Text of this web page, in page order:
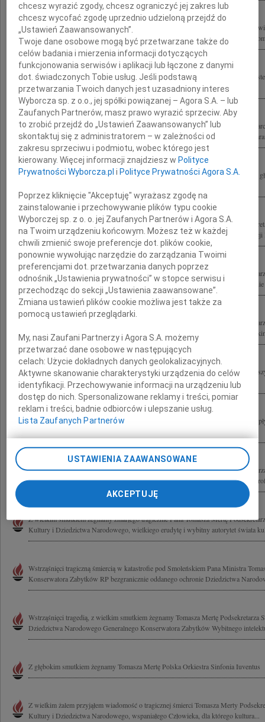
Z głębokim żalem żegnamy dziś Tomasza Mertę Podsekretarza Stanu w
Narodowego Generalnego Konserwatora Zabytków Rodzinie, Bliskim,
Głęboko poruszeni tragiczną śmiercią Tomasza Merty podsekretarza stanu w
Narodowego, pełniącego funkcję generalnego konserwatora zabytków w kraju,...
Trudno jest nam pogodzić się ze śmiercią Tomasza Merty Był dla nas szefem,
Jego wiarę w wagę kultury dla życia publiczego. Będziemy dokładać wszelkich
Żonie, Córkom, Rodzicom i Teściom tragicznie zmarłego . Tomasza Merty wyrazy
Ludzie kultury wraz z tragiczną śmiercią w Smoleńsku dr. Tomasza Merty
Kultury i Dziedzictwa Narodowego ponieśli niepowetowaną stratę. Zarząd Fundacji
Z wielkim smutkiem żegnamy zmarłego tragicznie Pana Tomasza Mertę
Kultury i Dziedzictwa Narodowego Generalnego Konserwatora Zabytków Rodzinie
Z wielkim smutkiem żegnamy tragicznie zmarłego Pana Tomasza Mertę
Kultury i Dziedzictwa Narodowego Łączymy się w bólu i żałobie z Rodziną i
" Cicha spokojność nigdy nie wróci, Zniszczenia wicher nie wionie, Słońce nie
nicość śmierć nie pochłonie... " J. Słowacki Ze ściśniętymi bólem sercami...
" Jeden, jeden nam tylko skarb teraz zostaje.. Myśl, która nie zna tamy i za sercem
Z wielkim smutkiem i żalem żegnamy zmarłego 10 kwietnia 2010 roku
Kultury i Dziedzictwa Narodowego Tomasz Mertę który zginął tragicznie w
Z wielkim smutkiem żegnamy zmarłego tragicznie Pana Tomasza Mertę
Kultury i Dziedzictwa Narodowego, wielkiego erudytę i wybitny autorytet świata
Wstrząśnięci tragiczną śmiercią w katastrofie pod Smoleńskiem Pana Ministra
Konserwatora Zabytków RP bezgranicznie oddanego ochronie Dziedzictwa
Wstrząśnięci tragedią, z wielkim smutkiem żegnamy Tomasza Mertę
Dziedzictwa Narodowego Generalnego Konserwatora Zabytków Wybitnego
Z głębokim smutkiem żegnamy Tomasza Mertę Polska Orkiestra Sinfonia Iuventus
Z wielkim żalem przyjąłem wiadomość o tragicznej śmierci Tomasza Merty
Kultury i Dziedzictwa Narodowego, wspaniałego Człowieka, dla którego kultura...
chcesz wyrazić zgody, chcesz ograniczyć jej zakres lub
chcesz wycofać zgodę uprzednio udzieloną przejdź do
„Ustawień Zaawansowanych”.
Twoje dane osobowe mogą być przetwarzane także do
celów badania i mierzenia informacji dotyczących
funkcjonowania serwisów i aplikacji lub łączone z danymi
dot. świadczonych Tobie usług. Jeśli podstawą
przetwarzania Twoich danych jest uzasadniony interes
Wyborcza sp. z o.o., jej spółki powiązanej – Agora S.A. – lub
Zaufanych Partnerów, masz prawo wyrazić sprzeciw. Aby
to zrobić przejdź do „Ustawień Zaawansowanych” lub
skontaktuj się z administratorem – w zależności od
zakresu sprzeciwu i podmiotu, wobec którego jest
kierowany. Więcej informacji znajdziesz w Polityce
Prywatności Wyborcza.pl i Polityce Prywatności Agora S.A.
Poprzez kliknięcie "Akceptuję" wyrażasz zgodę na
zainstalowanie i przechowywanie plików typu cookie
Wyborczej sp. z o. o. jej Zaufanych Partnerów i Agora S.A.
na Twoim urządzeniu końcowym. Możesz też w każdej
chwili zmienić swoje preferencje dot. plików cookie,
ponownie wywołując narzędzie do zarządzania Twoimi
preferencjami dot. przetwarzania danych poprzez
odnośnik „Ustawienia prywatności” w stopce serwisu i
przechodząc do sekcji „Ustawienia zaawansowane”.
Zmiana ustawień plików cookie możliwa jest także za
pomocą ustawień przeglądarki.
My, nasi Zaufani Partnerzy i Agora S.A. możemy
przetwarzać dane osobowe w następujących
celach:Użycie dokładnych danych geolokalizacyjnych.
Aktywne skanowanie charakterystyki urządzenia do celów
identyfikacji. Przechowywanie informacji na urządzeniu lub
dostęp do nich. Spersonalizowane reklamy i treści, pomiar
reklam i treści, badnie odbiorców i ulepszanie usług.
Lista Zaufanych Partnerów
USTAWIENIA ZAAWANSOWANE
AKCEPTUJĘ